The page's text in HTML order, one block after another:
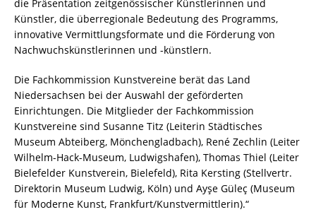
die Präsentation zeitgenössischer Künstlerinnen und
Künstler, die überregionale Bedeutung des Programms,
innovative Vermittlungsformate und die Förderung von
Nachwuchskünstlerinnen und -künstlern.
Die Fachkommission Kunstvereine berät das Land
Niedersachsen bei der Auswahl der geförderten
Einrichtungen. Die Mitglieder der Fachkommission
Kunstvereine sind Susanne Titz (Leiterin Städtisches
Museum Abteiberg, Mönchengladbach), René Zechlin (Leiter
Wilhelm-Hack-Museum, Ludwigshafen), Thomas Thiel (Leiter
Bielefelder Kunstverein, Bielefeld), Rita Kersting (Stellvertr.
Direktorin Museum Ludwig, Köln) und Ayşe Güleç (Museum
für Moderne Kunst, Frankfurt/Kunstvermittlerin).“